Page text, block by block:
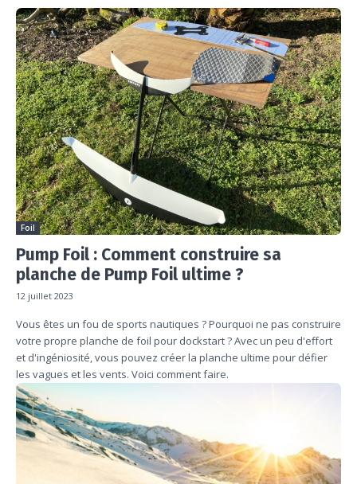
Foil
Pump Foil : Comment construire sa
planche de Pump Foil ultime ?
12 juillet 2023
Vous êtes un fou de sports nautiques ? Pourquoi ne pas construire
votre propre planche de foil pour dockstart ? Avec un peu d'effort
et d'ingéniosité, vous pouvez créer la planche ultime pour défier
les vagues et les vents. Voici comment faire.